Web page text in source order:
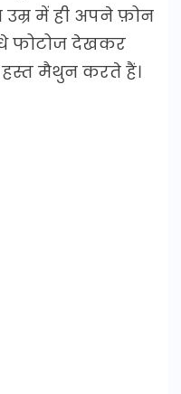
में ही अपने फ़ोन
फोटोज देखकर
हस्त मैथुन करते हैं।